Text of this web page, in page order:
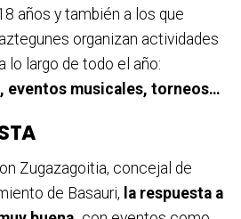
años y también a los que
organizan actividades
lo largo de todo el año:
eventos musicales, torneos…
Zugazagoitia, concejal de
de Basauri, la respuesta a